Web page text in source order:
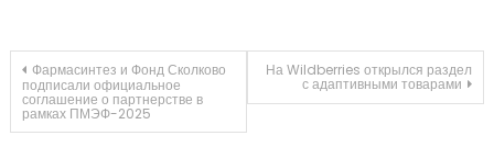
Навигация
по
Фармасинтез и Фонд Сколково
подписали официальное
соглашение о партнерстве в
рамках ПМЭФ-2025
На Wildberries открылся раздел
с адаптивными товарами